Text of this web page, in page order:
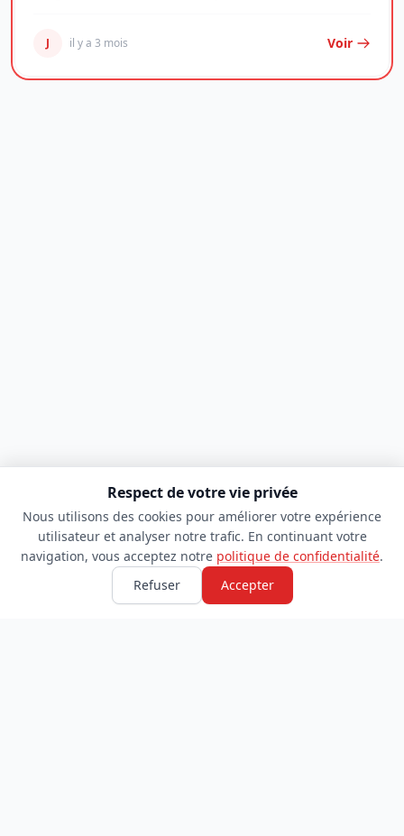
J il y a 3 mois Voir
Respect de votre vie privée
Nous utilisons des cookies pour améliorer votre expérience
utilisateur et analyser notre trafic. En continuant votre
navigation, vous acceptez notre politique de confidentialité.
Refuser
Accepter